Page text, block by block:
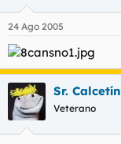
24 Ago 2005
Sr. Calcetín
Veterano